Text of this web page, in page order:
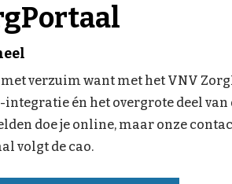
met verzuim want met het VNV
én het overgrote deel
doe je online, maar onze
volgt de cao.